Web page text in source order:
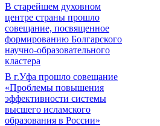
В старейшем духовном
центре страны прошло
совещание, посвященное
формированию Болгарского
научно-образовательного
кластера
В г.Уфа прошло совещание
«Проблемы повышения
эффективности системы
высшего исламского
образования в России»